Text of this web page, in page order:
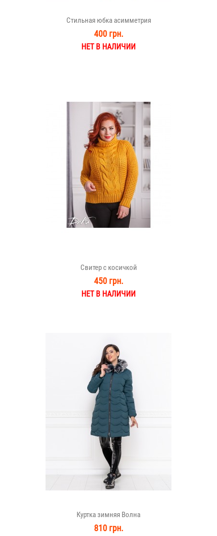
Стильная юбка асимметрия
400 грн.
НЕТ В НАЛИЧИИ
Свитер с косичкой
450 грн.
НЕТ В НАЛИЧИИ
Куртка зимняя Волна
810 грн.